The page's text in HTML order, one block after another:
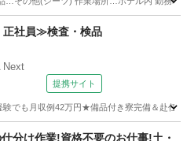
その他 番号
社員≫検査・検品
Next
提携サイト
験でも月収例42万円★備品付き寮完備＆赴
分け作業!資格不要のお仕事!土・